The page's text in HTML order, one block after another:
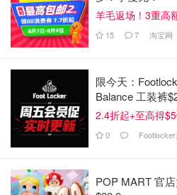
羊毛返场！3重高
15 7 淘宝网
限今天：
Balance 工装裤
2.4折起+至高得
0
POP MART 官